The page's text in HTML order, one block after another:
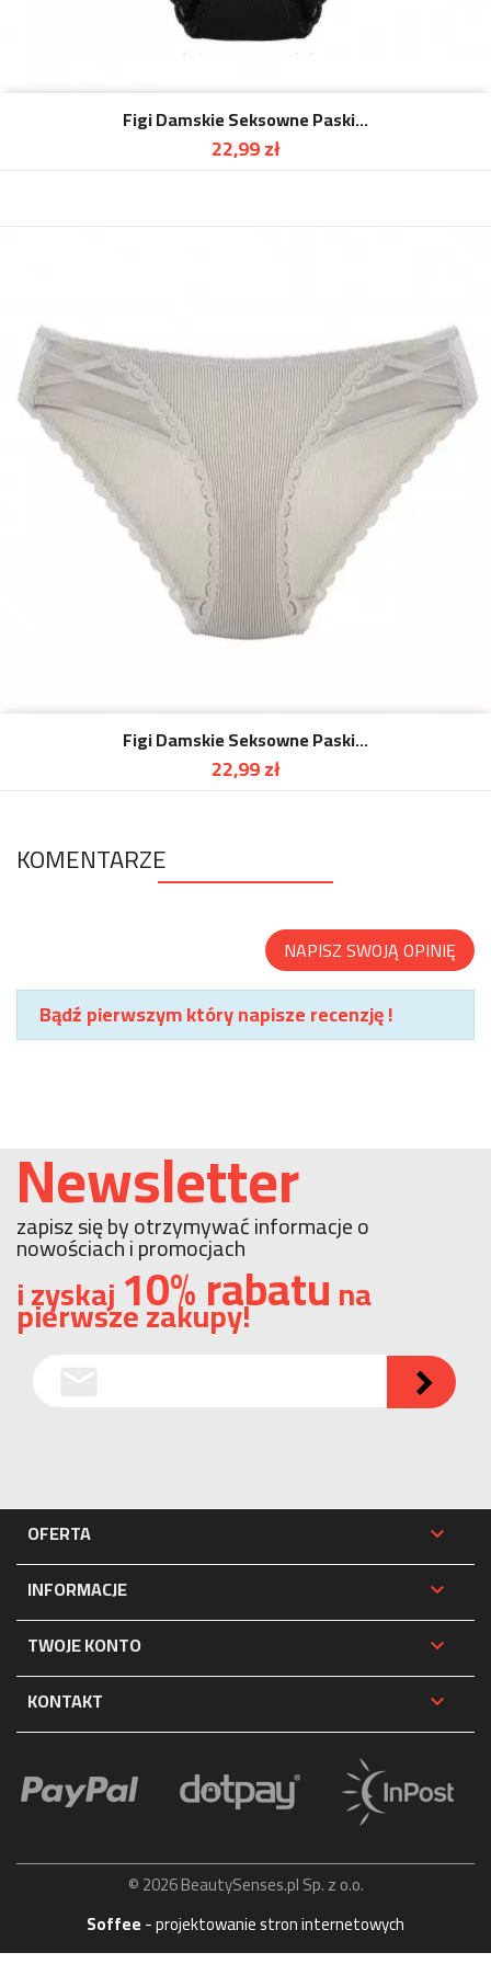
Figi Damskie Seksowne Paski...
Cena
22,99 zł
Figi Damskie Seksowne Paski...
Cena
22,99 zł
KOMENTARZE
NAPISZ SWOJĄ OPINIĘ
Bądź pierwszym który napisze recenzję !
Newsletter
zapisz się by otrzymywać informacje o
nowościach i promocjach
i zyskaj10% rabatuna
pierwsze zakupy!

OFERTA 
INFORMACJE 
TWOJE KONTO 
KONTAKT 
© 2026 BeautySenses.pl Sp. z o.o.
Soffee- projektowanie stron internetowych